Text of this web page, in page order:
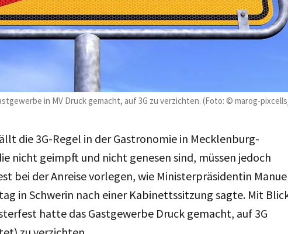
in MV Druck gemacht, auf 3G zu verzichten. (Foto: © marog-
die 3G-Regel in der Gastronomie in Mecklenburg-
nicht geimpft und nicht genesen sind, müssen jedoch
bei der Anreise vorlegen, wie Ministerpräsidentin
in Schwerin nach einer Kabinettssitzung sagte. Mit
hatte das Gastgewerbe Druck gemacht, auf 3G